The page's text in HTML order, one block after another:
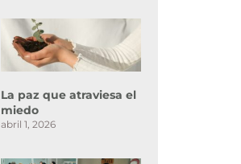
La paz que atraviesa el
miedo
abril 1, 2026